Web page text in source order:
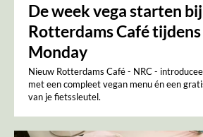
De week vega starten
Rotterdams Café
Monday
Nieuw Rotterdams Café - NRC -
met een compleet vegan menu én een
van je fietssleutel.